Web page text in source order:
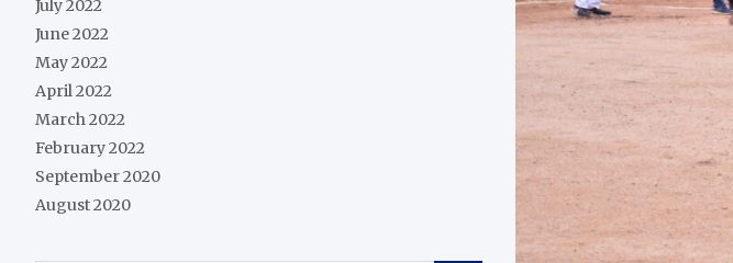
July 2022
June 2022
May 2022
April 2022
March 2022
February 2022
September 2020
August 2020